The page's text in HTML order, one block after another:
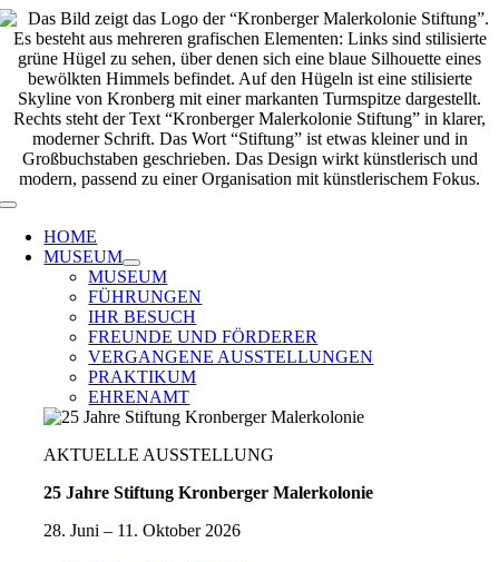
Zum
Inhalt
springen
Toggle
Navigation
HOME
MUSEUM
MUSEUM
FÜHRUNGEN
IHR BESUCH
FREUNDE UND FÖRDERER
VERGANGENE AUSSTELLUNGEN
PRAKTIKUM
EHRENAMT
AKTUELLE AUSSTELLUNG
25 Jahre Stiftung Kronberger Malerkolonie
28. Juni – 11. Oktober 2026